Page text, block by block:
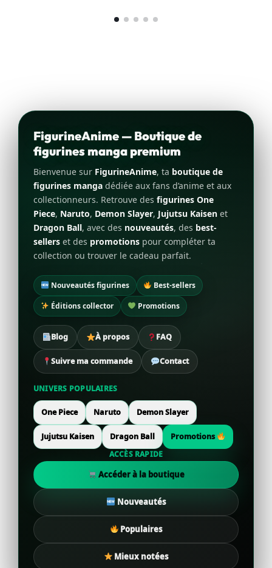
FigurineAnime — Boutique de
figurines manga premium
Bienvenue sur FigurineAnime, ta boutique de
figurines manga dédiée aux fans d’anime et aux
collectionneurs. Retrouve des figurines One
Piece, Naruto, Demon Slayer, Jujutsu Kaisen et
Dragon Ball, avec des nouveautés, des best-
sellers et des promotions pour compléter ta
collection ou trouver le cadeau parfait.
Nouveautés figurines
Best-sellers
Éditions collector
Promotions
Blog À propos FAQ
Suivre ma commande Contact
UNIVERS POPULAIRES
One Piece Naruto Demon Slayer
Jujutsu Kaisen Dragon Ball
Promotions
ACCÈS RAPIDE
Accéder à la boutique
Nouveautés
Populaires
Mieux notées